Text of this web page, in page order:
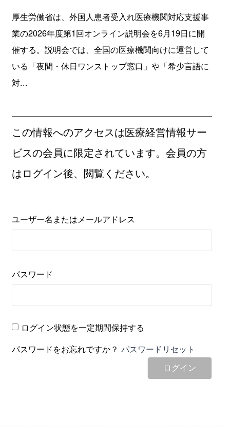
厚生労働省は、外国人患者受入れ医療機関対応支援事
業の2026年度第1回オンライン説明会を6月19日に開
催する。説明会では、全国の医療機関向けに運営して
いる「夜間・休日ワンストップ窓口」や「希少言語に
対...
この情報へのアクセスは医療経営情報サー
ビスの会員に限定されています。会員の方
はログイン後、閲覧ください。
ユーザー名またはメールアドレス
パスワード
ログイン状態を一定期間保持する
パスワードをお忘れですか？パスワードリセット
ログイン